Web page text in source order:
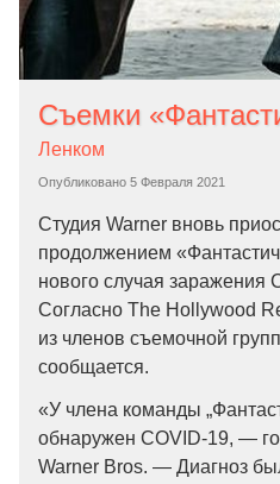
Опубликовано 5 Февраля 2021
Ленком
Студия Warner вновь
продолжением
нового случая заражения
Согласно The Hollywood
из членов съемочной
сообщается.
«У члена команды
обнаружен COVID-19, —
Warner Bros. — Диагноз